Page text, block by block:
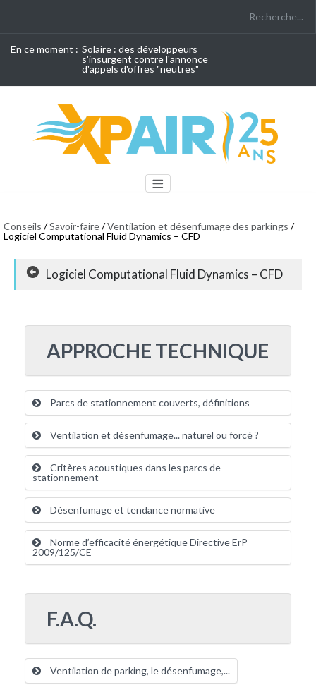
En ce moment : Solaire : des développeurs
s'insurgent contre l'annonce
d'appels d'offres "neutres"
Conseils /Savoir-faire/Ventilation et désenfumage des parkings /
Logiciel Computational Fluid Dynamics – CFD
Logiciel Computational Fluid Dynamics – CFD
APPROCHE TECHNIQUE
Parcs de stationnement couverts, définitions
Ventilation et désenfumage... naturel ou forcé ?
Critères acoustiques dans les parcs de
stationnement
Désenfumage et tendance normative
Norme d’efficacité énergétique Directive ErP
2009/125/CE
F.A.Q.
Ventilation de parking, le désenfumage,...